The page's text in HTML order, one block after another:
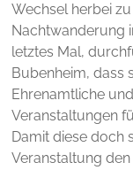
Wechsel herbei
Nachtwanderung
letztes Mal,
Bubenheim, dass
Ehrenamtliche
Veranstaltungen
Damit diese doch
Veranstaltung